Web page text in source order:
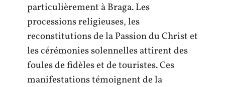
particulièrement à Braga. Les
processions religieuses, les
reconstitutions de la Passion du Christ et
les cérémonies solennelles attirent des
foules de fidèles et de touristes. Ces
manifestations témoignent de la